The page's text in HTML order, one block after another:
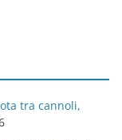
tra cannoli,